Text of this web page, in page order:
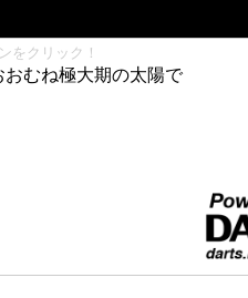
をクリック！
むね極大期の太陽で